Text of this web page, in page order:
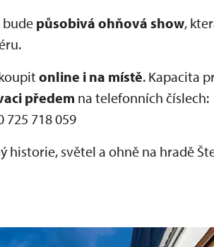
působivá ohňová show,
online i na místě. Kapacita
předem na telefonních číslech:
725 718 059
světel a ohně na hradě